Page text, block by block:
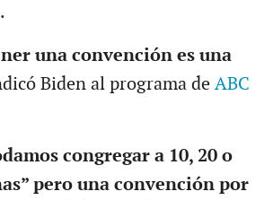
una convención es una
Biden al programa de ABC
congregar a 10, 20 o
pero una convención por